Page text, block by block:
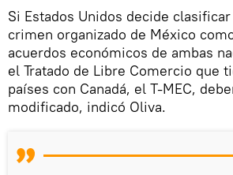
Si Estados Unidos decide
crimen organizado de México
acuerdos económicos de ambas
el Tratado de Libre Comercio que
países con Canadá, el T-MEC,
modificado, indicó Oliva.